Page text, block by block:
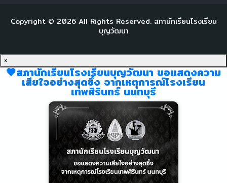
Copyright © 2026All Rights Reserved. สภานักเรียนโรงเรียน
บุญวัฒนา
×
🖤สภานักเรียนโรงเรียนบุญวัฒนา ขอแสดงความ
เสียใจอย่างสุดซึ้ง จากเหตุการณ์โรงเรียน
เทพศิรินทร์ นนทบุรี